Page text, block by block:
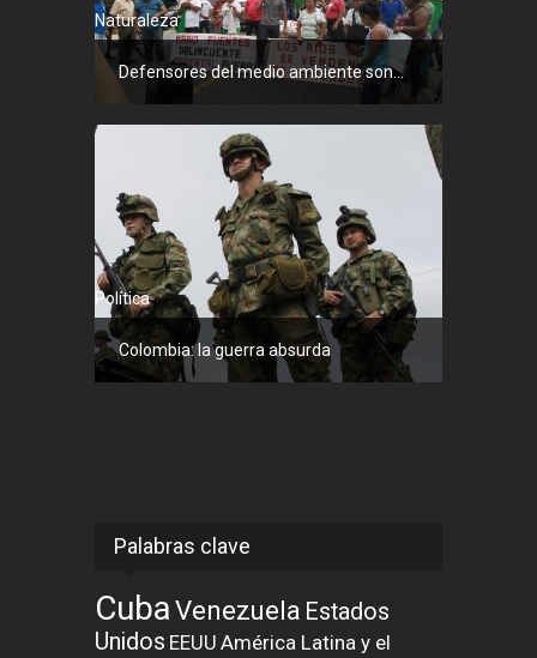
Naturaleza
Defensores del medio ambiente son...
Política
Colombia: la guerra absurda
Palabras clave
CubaVenezuela Estados
Unidos EEUU América Latina y el